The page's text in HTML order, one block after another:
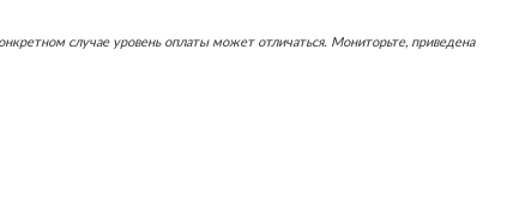
случае уровень оплаты может отличаться. Мониторьте, приведена